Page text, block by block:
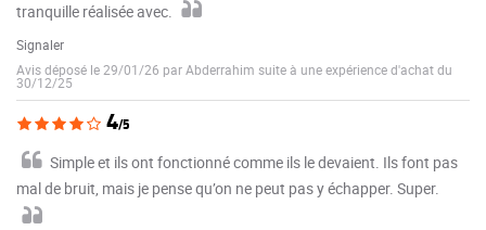
tranquille réalisée avec.
Signaler
Avis déposé le 29/01/26 par Abderrahim suite à une expérience d'achat du
30/12/25
4/5
Simple et ils ont fonctionné comme ils le devaient. Ils font pas
mal de bruit, mais je pense qu’on ne peut pas y échapper. Super.